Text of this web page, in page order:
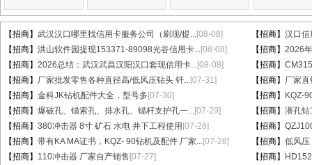
【招商】 武汉汉口哪里找信用卡服务公司（刷现/提...[08-08] 【招商】 汉口信
【招商】 洪山软件园提现153371-89098光谷信用卡...[08-08] 【招商】 2026
【招商】 2026总结：武汉武昌汉阳汉口套现信用卡...[08-08] 【招商】
【招商】 厂家批发零售各种直径高/低风压钻头 钎...[07-31] 【招商】 厂家
【招商】 金科JK钻机配件大全，型号多 [07-30] 【招商】
KQZ-
【招商】 爆破孔、锚索孔、排水孔、锚杆支护孔一...[07-29] 【招商】 潜孔钻
【招商】 380冲击器 8寸 矿石 水电 井下工程使用 [07-28] 【招商】
【招商】 带有KA MA证书，KQZ- 90钻机及配件 厂家...[07-28] 【招商】 低风压
【招商】 110冲击器 厂家自产销售 [07-27] 【招商】